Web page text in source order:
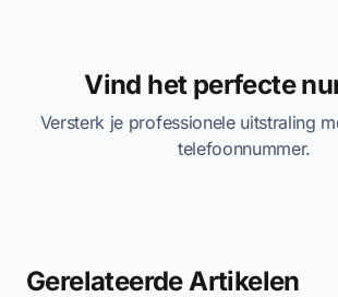
Vind het perfecte
Versterk je professionele uitstraling
telefoonnummer.
Gerelateerde Artikelen